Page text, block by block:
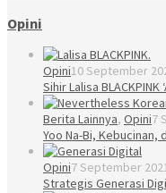
Opini
Opini10 September
Sihir Lalisa
Berita Lainnya, Opini7
Yoo Na-Bi, Kebucinan,
Opini7 September
Strategis Generasi